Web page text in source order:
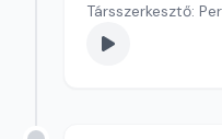
Társszerkesztő: